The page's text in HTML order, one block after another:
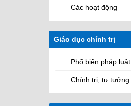
Các hoạt động
Giáo dục chính trị
Phổ biến pháp luật
Chính trị, tư tưởng